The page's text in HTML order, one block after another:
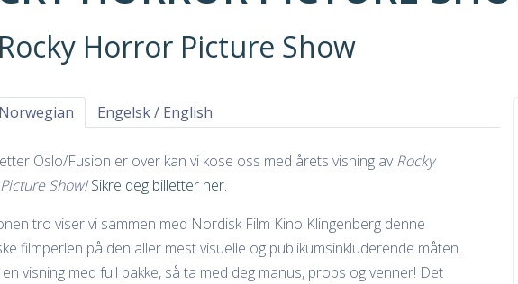
Horror Picture Show
Engelsk / English
Oslo/Fusion er over kan vi kose oss med årets visning avRocky
Show! Sikre deg billetter her.
tro viser vi sammen med Nordisk Film Kino Klingenberg denne
filmperlen på den aller mest visuelle og publikumsinkluderende måten.
visning med full pakke, så ta med deg manus, props og venner! Det